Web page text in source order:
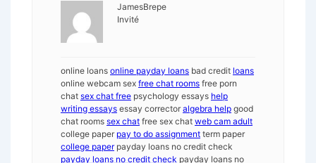
JamesBrepe
Invité
online loans online payday loans bad credit loans
online webcam sex free chat rooms free porn
chat sex chat free psychology essays help
writing essays essay corrector algebra help good
chat rooms sex chat free sex chat web cam adult
college paper pay to do assignment term paper
college paperpayday loans no credit check
payday loans no credit check payday loans no